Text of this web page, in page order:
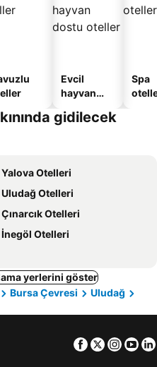
Evcil
hayvan
oteller
Spa
gidilecek
Yalova Otelleri
Uludağ Otelleri
Çınarcık Otelleri
İnegöl Otelleri
yerlerini göster
Bursa Çevresi
Uludağ
Facebook
Twitter